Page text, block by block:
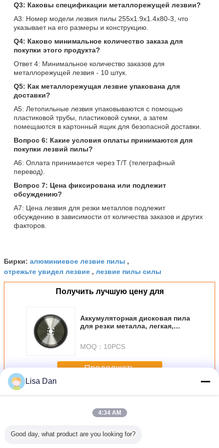
Q3: Каковы спецификации металлорежущей лезвии?
A3: Номер модели лезвия пилы 255x1.9x1.4x80-3, что
указывает на его размеры и конструкцию.
Q4: Каково минимальное количество заказа для
покупки этого продукта?
Ответ 4: Минимальное количество заказов для
металлорежущей лезвия - 10 штук.
Q5: Как металлорежущая лезвие упакована для
доставки?
A5: Летопильные лезвия упаковываются с помощью
пластиковой трубы, пластиковой сумки, а затем
помещаются в картонный ящик для безопасной доставки.
Вопрос 6: Какие условия оплаты принимаются для
покупки лезвий пилы?
A6: Оплата принимается через T/T (телеграфный
перевод).
Вопрос 7: Цена фиксирована или подлежит
обсуждению?
A7: Цена лезвия для резки металлов подлежит
обсуждению в зависимости от количества заказов и других
факторов.
Бирки: алюминиевое лезвие пилы ,
отрежьте увидел лезвие , лезвие пилы силы
Получить лучшую цену для
Аккумуляторная дисковая пила
для резки металла, легкая,
обеспечивающее плавные и
MOQ： 10PCS
Продолжать
БольшеВырезывание металла увидело лезвия
Lisa Dan
4:34 AM
Good day, what product are you looking for?